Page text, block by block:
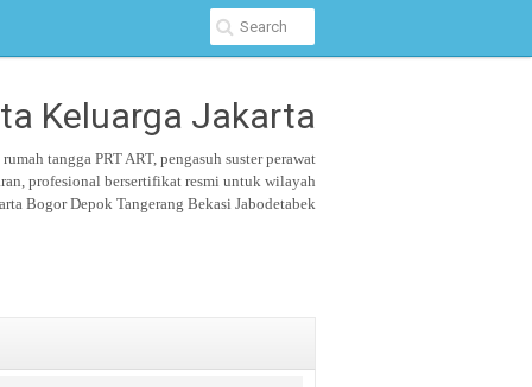
Keluarga Jakarta
tangga PRT ART, pengasuh susterperawat
profesional bersertifikat resmi untuk wilayah
Bogor Depok Tangerang Bekasi Jabodetabek